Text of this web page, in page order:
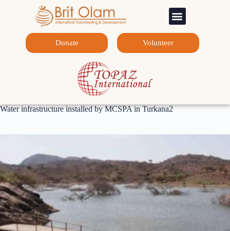
Donate Volunteer
Water infrastructure installed by MCSPA in Turkana2